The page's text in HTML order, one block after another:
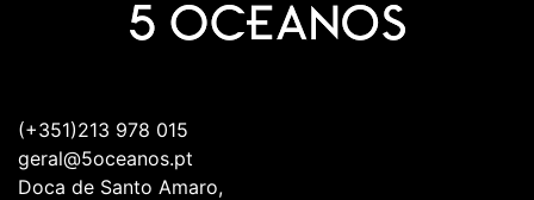
(+351)213 978 015
geral@5oceanos.pt
Doca de Santo Amaro,